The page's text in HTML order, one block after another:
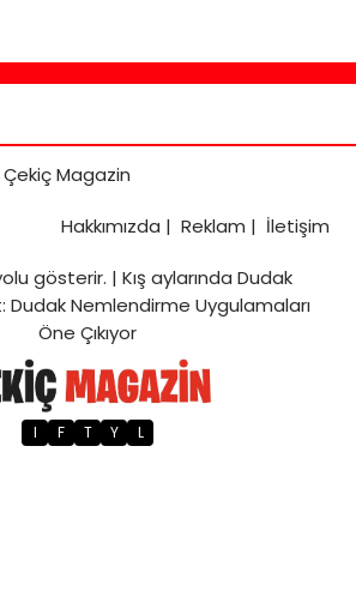
Magazin
Hakkımızda | Reklam | İletişim
gösterir. | Kış aylarında Dudak
Dudak Nemlendirme Uygulamaları
Öne Çıkıyor
I F T Y L